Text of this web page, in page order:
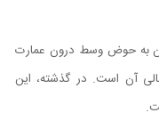
به حوض وسط درون عمارت
آن است. در گذشته، این